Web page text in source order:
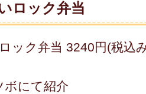
ロック弁当
ック弁当 3240円(税込
ボにて紹介